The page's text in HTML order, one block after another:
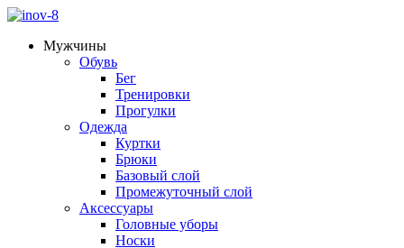
Мужчины
Обувь
Бег
Тренировки
Прогулки
Одежда
Куртки
Брюки
Базовый слой
Промежуточный слой
Аксессуары
Головные уборы
Носки